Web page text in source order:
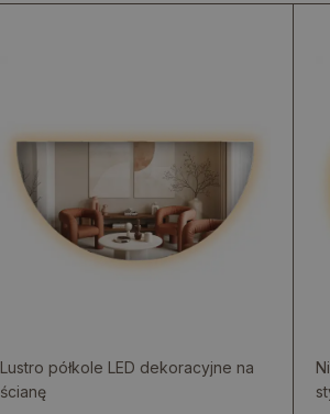
Lustro półkole LED dekoracyjne na
ścianę